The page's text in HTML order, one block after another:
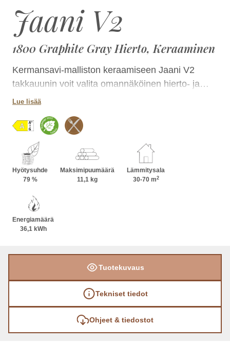
Jaani V2
1800 Graphite Gray Hierto, Keraaminen
Kermansavi-malliston keraamiseen Jaani V2
takkauunin voit valita omannäköinen hierto- ja
laattapinnan yhdistelmän lukuisissa
ansiosta helposti sijoitettavissa tilaan kuin tilaan ja
korkeutta kasvattamalla voit lisätä sen
lämmönvarauskykyä. Jaanin takkapesää voit
lisäksi hyödyntää ruoanlaitossa.
Lue lisää
Hyötysuhde
79 %
Maksimipuumäärä
11,1 kg
Lämmitysala
30-70 m2
Energiamäärä
36,1 kWh
Tuotekuvaus
Tekniset tiedot
Ohjeet & tiedostot